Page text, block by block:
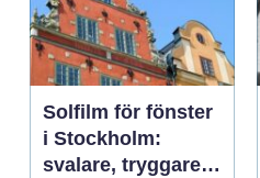
Solfilm för fönster
i Stockholm:
svalare, tryggare